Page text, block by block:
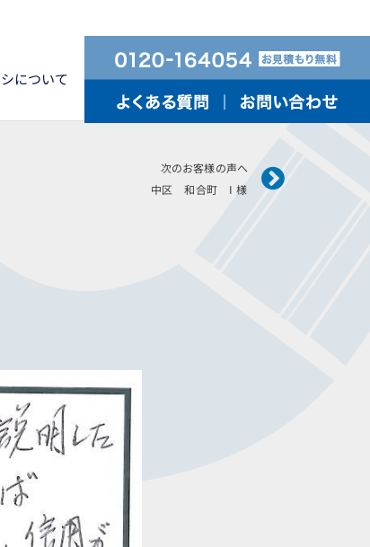
について
次のお客様の声へ
中区 和合町 I 様
Next